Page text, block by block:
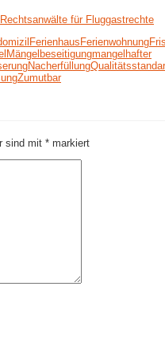
Rechtsanwälte für Fluggastrechte
FerienhausFerienwohnung
Mängelbeseitigungmangelhafter
Nacherfüllung
Zumutbar
sind mit * markiert